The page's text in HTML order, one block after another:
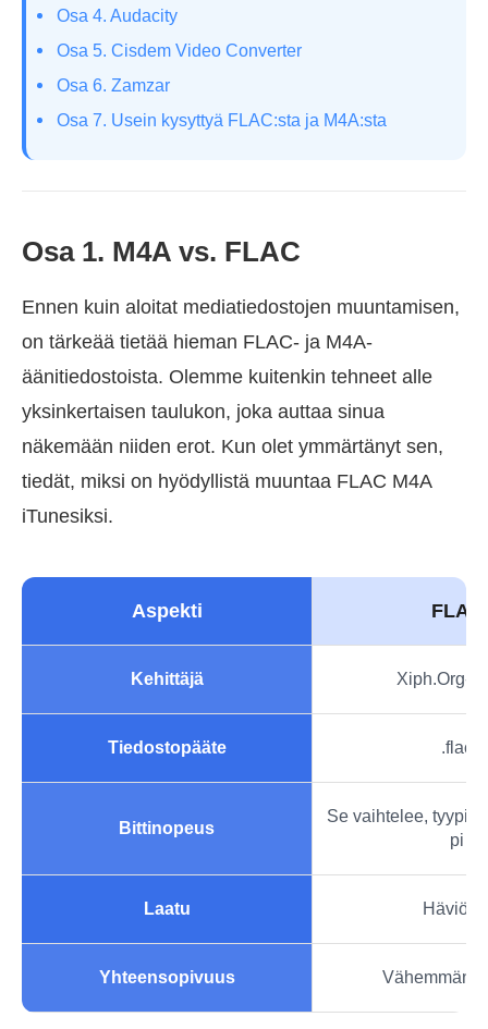
Osa 4. Audacity
Osa 5. Cisdem Video Converter
Osa 6. Zamzar
Osa 7. Usein kysyttyä FLAC:sta ja M4A:sta
Osa 1. M4A vs. FLAC
Ennen kuin aloitat mediatiedostojen muuntamisen,
on tärkeää tietää hieman FLAC- ja M4A-
äänitiedostoista. Olemme kuitenkin tehneet alle
yksinkertaisen taulukon, joka auttaa sinua
näkemään niiden erot. Kun olet ymmärtänyt sen,
tiedät, miksi on hyödyllistä muuntaa FLAC M4A
iTunesiksi.
Aspekti FLAC
Kehittäjä Xiph.Org-
Tiedostopääte .flac
Bittinopeus
Se vaihtelee,
pi
Laatu
Yhteensopivuus Vähemmän